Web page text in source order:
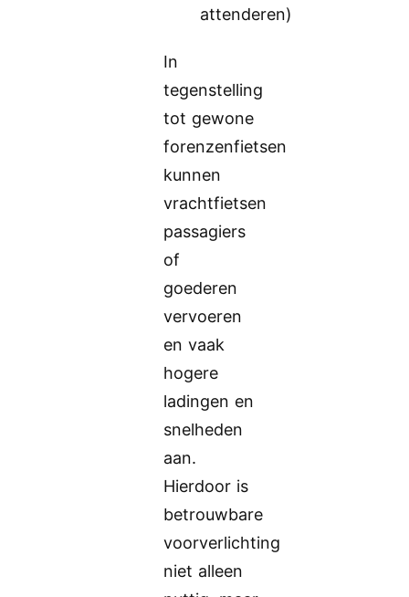
attenderen)
In
tegenstelling
tot gewone
forenzenfietsen
kunnen
vrachtfietsen
passagiers
of
goederen
vervoeren
en vaak
hogere
ladingen en
snelheden
aan.
Hierdoor is
betrouwbare
voorverlichting
niet alleen